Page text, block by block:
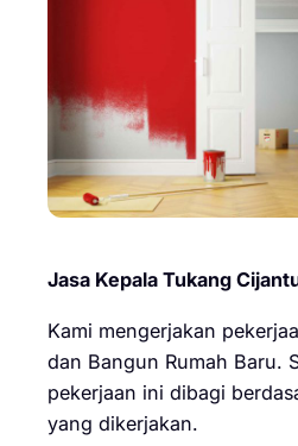
Jasa Kepala Tukang
Kami mengerjakan
dan Bangun Rumah Baru.
pekerjaan ini dibagi
yang dikerjakan.